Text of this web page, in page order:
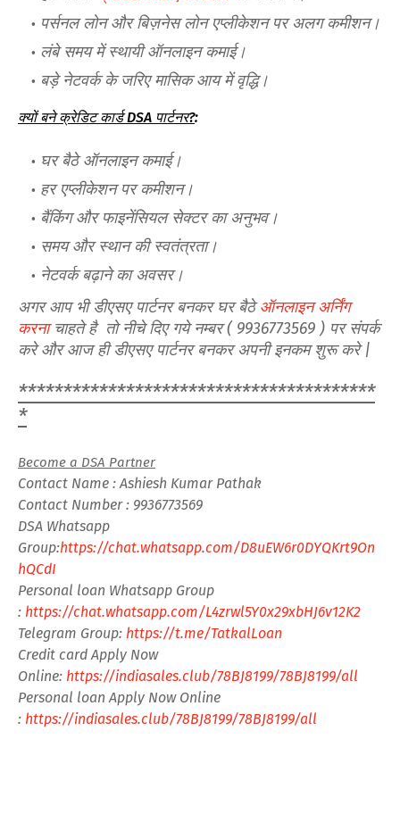
पर्सनल लोन और बिज़नेस लोन एप्लीकेशन पर अलग कमीशन।
लंबे समय में स्थायी ऑनलाइन कमाई।
बड़े नेटवर्क के जरिए मासिक आय में वृद्धि।
क्यों बने क्रेडिट कार्ड DSA पार्टनर?:
घर बैठे ऑनलाइन कमाई।
हर एप्लीकेशन पर कमीशन।
बैंकिंग और फाइनेंसियल सेक्टर का अनुभव।
समय और स्थान की स्वतंत्रता।
नेटवर्क बढ़ाने का अवसर।
अगर आप भी डीएसए पार्टनर बनकर घर बैठेऑनलाइन अर्निंग
करनाचाहते है तो नीचे दिए गये नम्बर ( 9936773569 ) पर संपर्क
करे और आज ही डीएसए पार्टनर बनकर अपनी इनकम शुरू करे |
****************************************
*
Become a DSA Partner
Contact Name : Ashiesh Kumar Pathak
Contact Number : 9936773569
DSA Whatsapp
Group:https://chat.whatsapp.com/D8uEW6r0DYQKrt9On
hQCdI
Personal loan Whatsapp Group
: https://chat.whatsapp.com/L4zrwl5Y0x29xbHJ6v12K2
Telegram Group: https://t.me/TatkalLoan
Credit card Apply Now
Online: https://indiasales.club/78BJ8199/78BJ8199/all
Personal loan Apply Now Online
: https://indiasales.club/78BJ8199/78BJ8199/all